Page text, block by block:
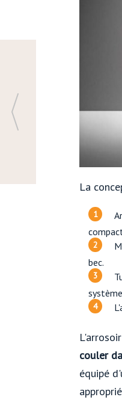
La
bec.
couler
équipé